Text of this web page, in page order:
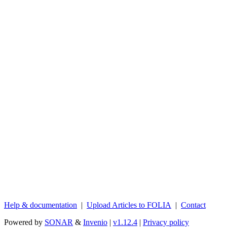
Help & documentation | Upload Articles to FOLIA | Contact
Powered by SONAR & Invenio | v1.12.4 | Privacy policy